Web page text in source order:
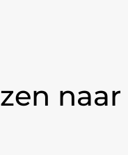
naar